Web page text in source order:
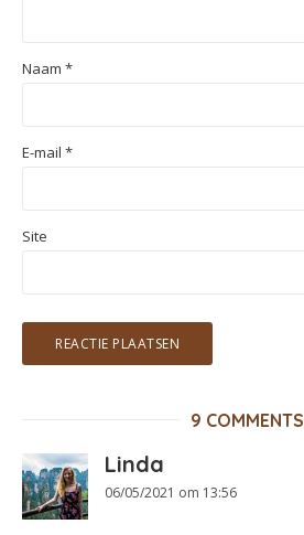
Naam *
E-mail *
Site
9 COMMENTS
Linda
06/05/2021 om 13:56